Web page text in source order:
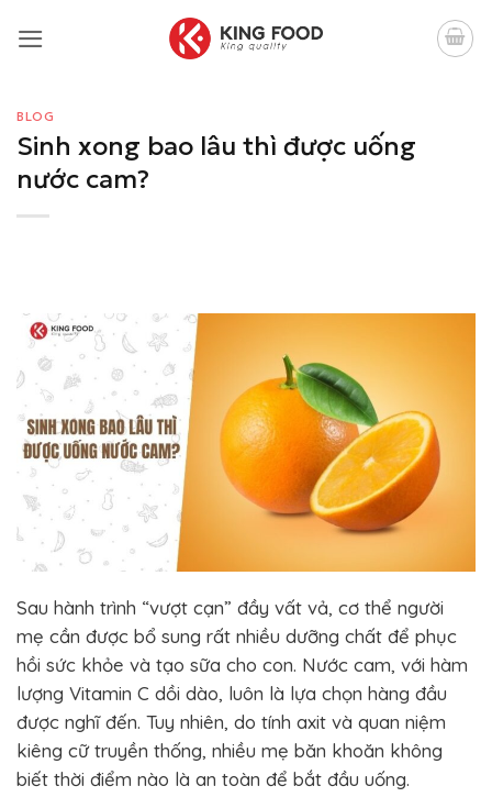
qua
BLOG
Sinh xong bao lâu thì được uống
nước cam?
Sau hành trình “vượt cạn” đầy vất vả, cơ thể người
mẹ cần được bổ sung rất nhiều dưỡng chất để phục
hồi sức khỏe và tạo sữa cho con. Nước cam, với hàm
lượng Vitamin C dồi dào, luôn là lựa chọn hàng đầu
được nghĩ đến. Tuy nhiên, do tính axit và quan niệm
kiêng cữ truyền thống, nhiều mẹ băn khoăn không
biết thời điểm nào là an toàn để bắt đầu uống.